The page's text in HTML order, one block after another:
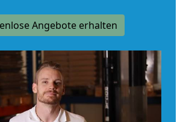
Angebote erhalten